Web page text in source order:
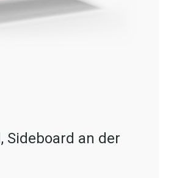
Sideboard an der